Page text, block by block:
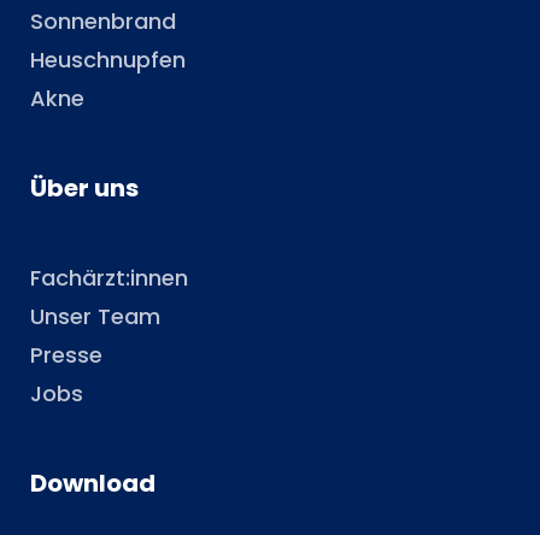
Sonnenbrand
Heuschnupfen
Akne
Über uns
Fachärzt:innen
Unser Team
Presse
Jobs
Download